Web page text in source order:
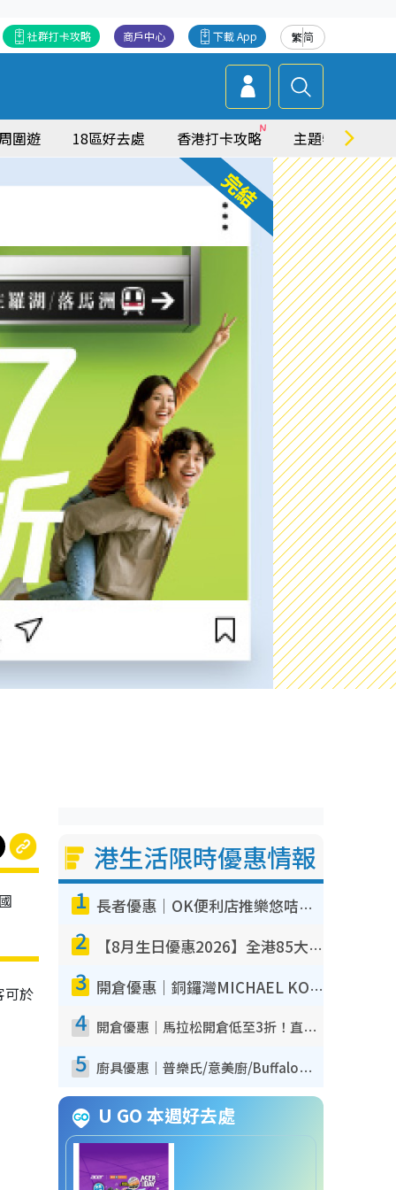
繁简
下載 App
商戶中心
社群打卡攻略
圍遊 18區好去處 香港打卡攻略 主題特集
可於
港生活限時優惠情報
1 長者優惠｜OK便利店推樂悠咭優惠！買麵包/牛奶/保健品拍卡即減
2 【8月生日優惠2026】全港85大食買玩著數攻略 自助餐/火鍋放題同行免費＋誠品/DONKI送現金券
3 開倉優惠｜銅鑼灣MICHAEL KORS開倉低至17折！直擊$500起買手袋/銀包/鞋款 必買經典Jet Set系列
4 開倉優惠｜馬拉松開倉低至3折！直擊$99起買adidas／New Balance／Puma鞋款 STANLEY保溫杯劈價至$119起
5 廚具優惠｜普樂氏/意美廚/Buffalo廚具低至3折！$89起買煎鍋／炒鑊／個人鍋 同場小家電激減至$99起
U GO 本週好去處